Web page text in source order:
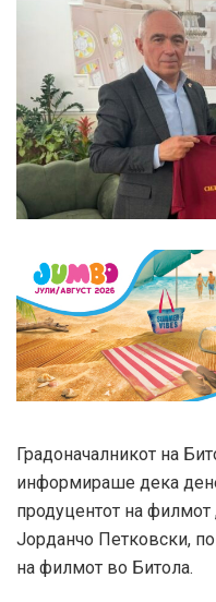
Градоначалникот на
информираше дека
продуцентот на филмот
Јорданчо Петковски,
на филмот во Битола.